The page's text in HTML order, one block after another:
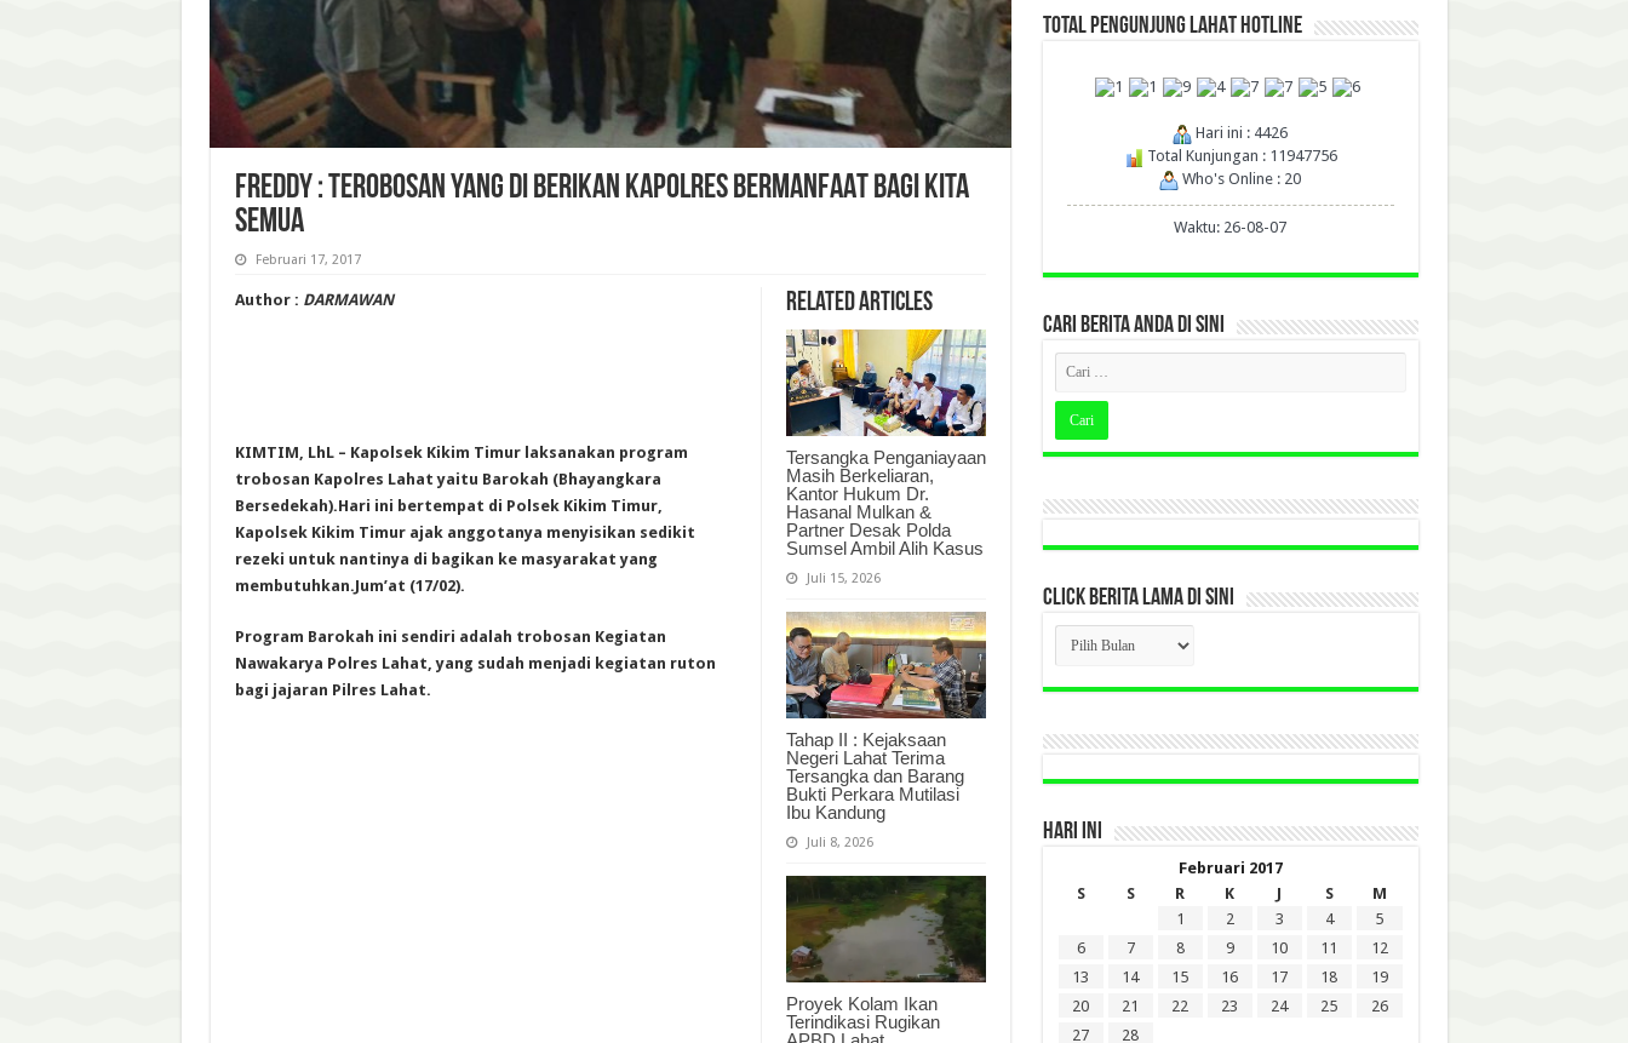
FREDDY : TEROBOSAN YANG DI BERIKAN KAPOLRES BERMANFAAT BAGI KITA
SEMUA
Februari 17, 2017
Related Articles
Tersangka Penganiayaan
Masih Berkeliaran,
Kantor Hukum Dr.
Hasanal Mulkan &
Partner Desak Polda
Sumsel Ambil Alih Kasus
Juli 15, 2026
Tahap II : Kejaksaan
Negeri Lahat Terima
Tersangka dan Barang
Bukti Perkara Mutilasi
Ibu Kandung
Juli 8, 2026
Proyek Kolam Ikan
Terindikasi Rugikan
Author : DARMAWAN
KIMTIM, LhL – Kapolsek Kikim Timur laksanakan program
trobosan Kapolres Lahat yaitu Barokah (Bhayangkara
Bersedekah).Hari ini bertempat di Polsek Kikim Timur,
Kapolsek Kikim Timur ajak anggotanya menyisikan sedikit
rezeki untuk nantinya di bagikan ke masyarakat yang
membutuhkan.Jum’at (17/02).
Program Barokah ini sendiri adalah trobosan Kegiatan
Nawakarya Polres Lahat, yang sudah menjadi kegiatan ruton
bagi jajaran Pilres Lahat.
TOTAL PENGUNJUNG LAHAT HOTLINE
Hari ini : 4426
Total Kunjungan : 11947756
Who's Online : 20
Waktu: 26-08-07
CARI BERITA ANDA DI SINI
CLICK BERITA LAMA DI SINI
CLICK
BERITA
LAMA
DI
HARI INI
Februari 2017
S
S R K J S
M
1
2 3 4
5
6
7 8 9 10 11
12
13
14 15 16 17 18
19
20
21 22 23 24 25
26
27
28